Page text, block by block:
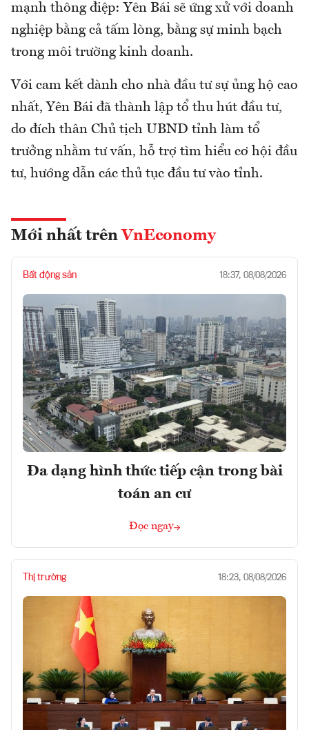
mạnh thông điệp: Yên Bái sẽ ứng xử với doanh
nghiệp bằng cả tấm lòng, bằng sự minh bạch
trong môi trường kinh doanh.
Với cam kết dành cho nhà đầu tư sự ủng hộ cao
nhất, Yên Bái đã thành lập tổ thu hút đầu tư,
do đích thân Chủ tịch UBND tỉnh làm tổ
trưởng nhằm tư vấn, hỗ trợ tìm hiểu cơ hội đầu
tư, hướng dẫn các thủ tục đầu tư vào tỉnh.
Mới nhất trên VnEconomy
Bất động sản 18:37, 08/08/2026
Đa dạng hình thức tiếp cận trong bài
toán an cư
Đọc ngay
Thị trường 18:23, 08/08/2026